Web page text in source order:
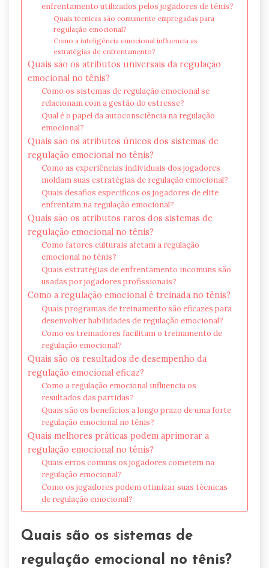
enfrentamento utilizados pelos jogadores de tênis?
Quais técnicas são comumente empregadas para
regulação emocional?
Como a inteligência emocional influencia as
estratégias de enfrentamento?
Quais são os atributos universais da regulação
emocional no tênis?
Como os sistemas de regulação emocional se
relacionam com a gestão do estresse?
Qual é o papel da autoconsciência na regulação
emocional?
Quais são os atributos únicos dos sistemas de
regulação emocional no tênis?
Como as experiências individuais dos jogadores
moldam suas estratégias de regulação emocional?
Quais desafios específicos os jogadores de elite
enfrentam na regulação emocional?
Quais são os atributos raros dos sistemas de
regulação emocional no tênis?
Como fatores culturais afetam a regulação
emocional no tênis?
Quais estratégias de enfrentamento incomuns são
usadas por jogadores profissionais?
Como a regulação emocional é treinada no tênis?
Quais programas de treinamento são eficazes para
desenvolver habilidades de regulação emocional?
Como os treinadores facilitam o treinamento de
regulação emocional?
Quais são os resultados de desempenho da
regulação emocional eficaz?
Como a regulação emocional influencia os
resultados das partidas?
Quais são os benefícios a longo prazo de uma forte
regulação emocional no tênis?
Quais melhores práticas podem aprimorar a
regulação emocional no tênis?
Quais erros comuns os jogadores cometem na
regulação emocional?
Como os jogadores podem otimizar suas técnicas
de regulação emocional?
Quais são os sistemas de
regulação emocional no tênis?